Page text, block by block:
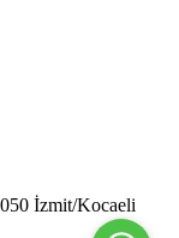
İzmit/Kocaeli